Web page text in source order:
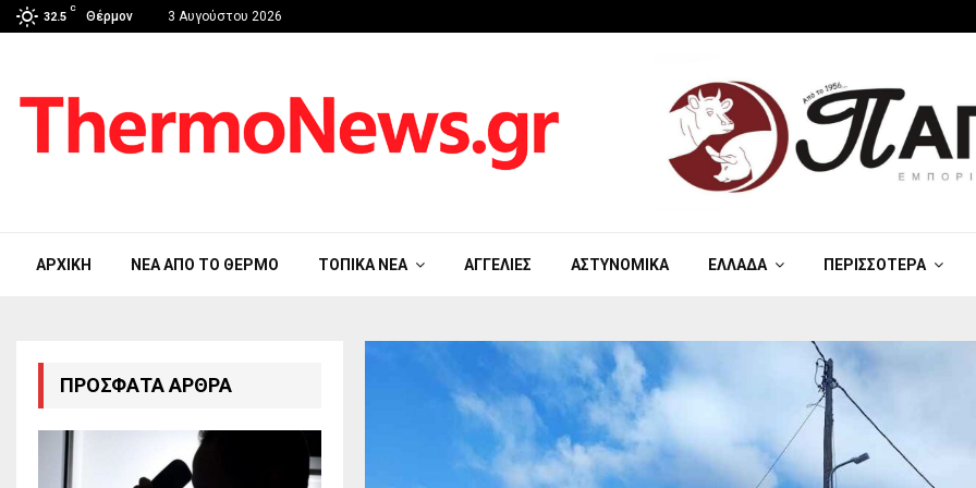
32.5
C
Θέρμον 3 Αυγούστου 2026
ΑΡΧΙΚΉ ΝΈΑ ΑΠΟ ΤΟ ΘΈΡΜΟ ΤΟΠΙΚΆ ΝΈΑ ΑΓΓΕΛΊΕΣ ΑΣΤΥΝΟΜΙΚΆ ΕΛΛΆΔΑ ΠΕΡΙΣΣΌΤΕΡΑ
ΠΡΌΣΦΑΤΑ ΆΡΘΡΑ